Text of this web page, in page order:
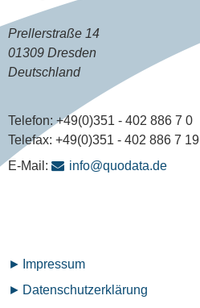
Prellerstraße 14
01309 Dresden
Deutschland
Telefon: +49(0)351 - 402 886 7 0
Telefax: +49(0)351 - 402 886 7 19
E-Mail:
info@quodata.de
Fußzeilenmenü
Impressum
Datenschutz­erklärung